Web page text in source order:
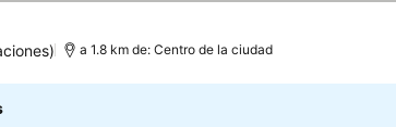
a 1.8 km de: Centro de la ciudad